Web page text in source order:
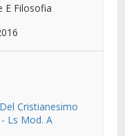
E Filosofia
Cristianesimo
Ls Mod. A